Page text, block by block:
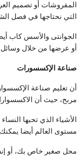
المفروشات أو تصميم
التي نحتاجها في فصل
الجوانتى والأسس كاب
أو عرضها من خلال وسائل
صناعة الإكسسورات
أن تعليم صناعة
مربح، حيث أن
الأشياء الذي تحبها
مستوى العالم أيضا يمكنك
محل صغير خاص بك، أو